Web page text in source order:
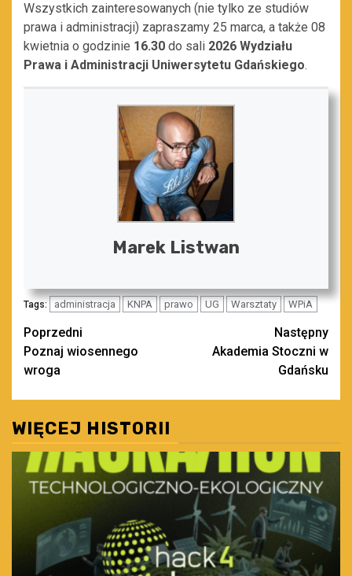
Wszystkich zainteresowanych (nie tylko ze studiów
prawa i administracji) zapraszamy 25 marca, a także 08
kwietnia o godzinie 16.30 do sali 2026 Wydziału
Prawa i Administracji Uniwersytetu Gdańskiego.
Marek Listwan
Tags: administracja KNPA prawo UG Warsztaty WPiA
Zobacz
wpisy
Poprzedni
Poznaj wiosennego
wroga
Następny
Akademia Stoczni w
Gdańsku
WIĘCEJ HISTORII